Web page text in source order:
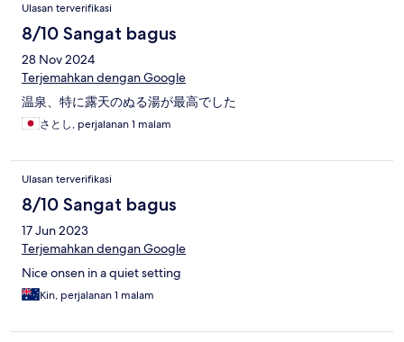
Ulasan terverifikasi
8/10 Sangat bagus
28 Nov 2024
Terjemahkan dengan Google
温泉、特に露天のぬる湯が最高でした
さとし, perjalanan 1 malam
Ulasan terverifikasi
8/10 Sangat bagus
17 Jun 2023
Terjemahkan dengan Google
Nice onsen in a quiet setting
Kin, perjalanan 1 malam